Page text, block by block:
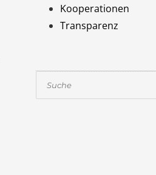
Kooperationen
Transparenz
Suchen